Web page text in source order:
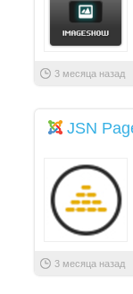
3 месяца назад
JSN
3 месяца назад